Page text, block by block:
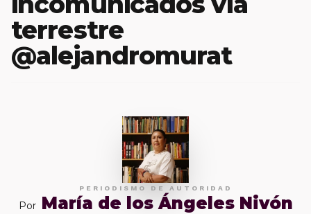
terrestre
@alejandromurat
PERIODISMO DE AUTORIDAD
Por María de los Ángeles Nivón